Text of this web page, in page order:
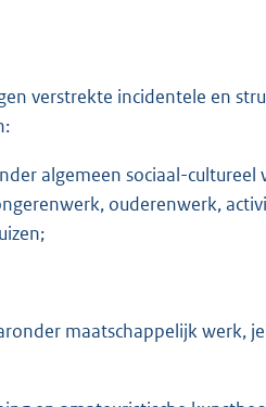
verstrekte incidentele en
algemeen sociaal-cultureel
ouderenwerk,
maatschappelijk werk,